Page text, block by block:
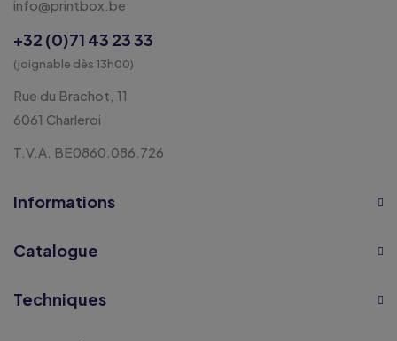
info@printbox.be
+32 (0)71 43 23 33
(joignable dès 13h00)
Rue du Brachot, 11
6061 Charleroi
T.V.A. BE0860.086.726
Informations
Catalogue
Techniques